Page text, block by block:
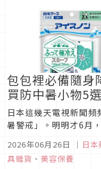
包包裡必備隨身
買防中暑小物5選
日本這幾天電視新聞
暑警戒」。明明才6月
40度高溫！剛走出飯
灣旅客大喊受不了。想
不得不出門跑行程的時
2026年06月26日 ｜ 日本
具雜貨 、 美容保養